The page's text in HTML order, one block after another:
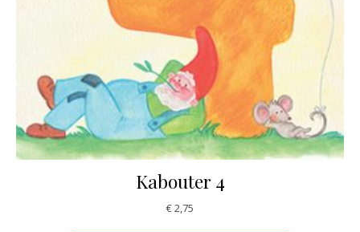
Kabouter 4
€2,75